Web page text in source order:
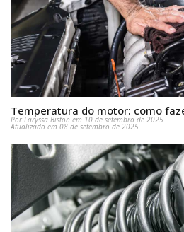
Temperatura do motor: como
Por Laryssa Biston em 10 de setembro de 2025
Atualizado em 08 de setembro de 2025